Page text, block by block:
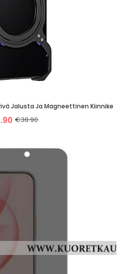
Jalusta Ja Magneettinen Kiinnike
€38.90